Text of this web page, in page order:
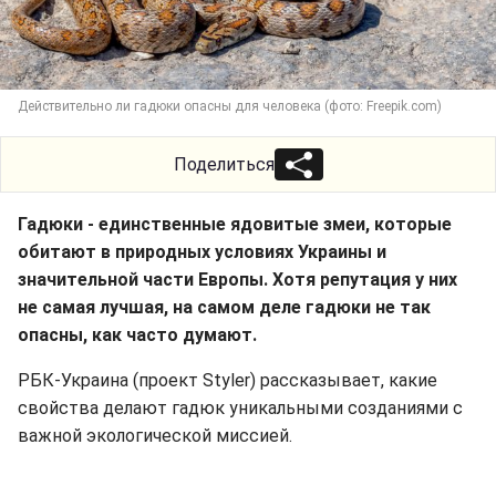
Действительно ли гадюки опасны для человека (фото: Freepik.com)
Поделиться
Гадюки - единственные ядовитые змеи, которые
обитают в природных условиях Украины и
значительной части Европы. Хотя репутация у них
не самая лучшая, на самом деле гадюки не так
опасны, как часто думают.
РБК-Украина (проект Styler) рассказывает, какие
свойства делают гадюк уникальными созданиями с
важной экологической миссией.